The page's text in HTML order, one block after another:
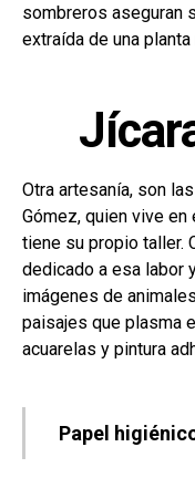
sombreros aseguran
extraída de una
Otra artesanía, son
Gómez, quien vive
tiene su propio taller.
dedicado a esa labor
imágenes de
paisajes que plasma
acuarelas y pintura
Papel